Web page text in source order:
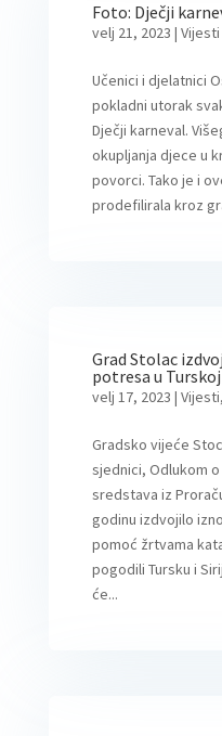
Foto: Dječji
velj 21, 2023 | Vijesti
Učenici i djelatnici
pokladni utorak
Dječji karneval.
okupljanja djece u
povorci. Tako je i
prodefilirala kroz
Grad Stolac
potresa u
velj 17, 2023 | Vijesti,
Gradsko vijeće
sjednici, Odlukom
sredstava iz
godinu izdvojilo
pomoć žrtvama
pogodili Tursku i
će...